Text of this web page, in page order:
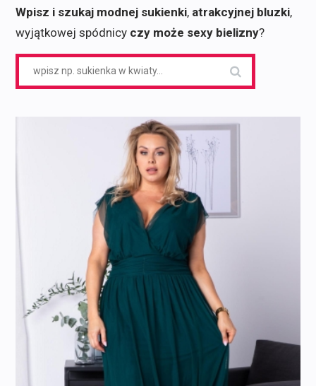
Wpisz i szukaj modnej sukienki, atrakcyjnej bluzki,
wyjątkowej spódnicy czy może sexy bielizny?